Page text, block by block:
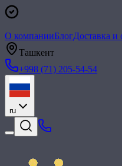
О компанииБлогДоставка и
Ташкент
+998 (71) 205-54-54
ru